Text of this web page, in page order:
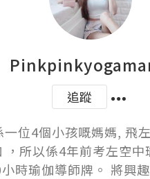
追蹤
位4個小孩嘅媽媽, 飛
，所以係4年前考左空中
時瑜伽導師牌。 將興